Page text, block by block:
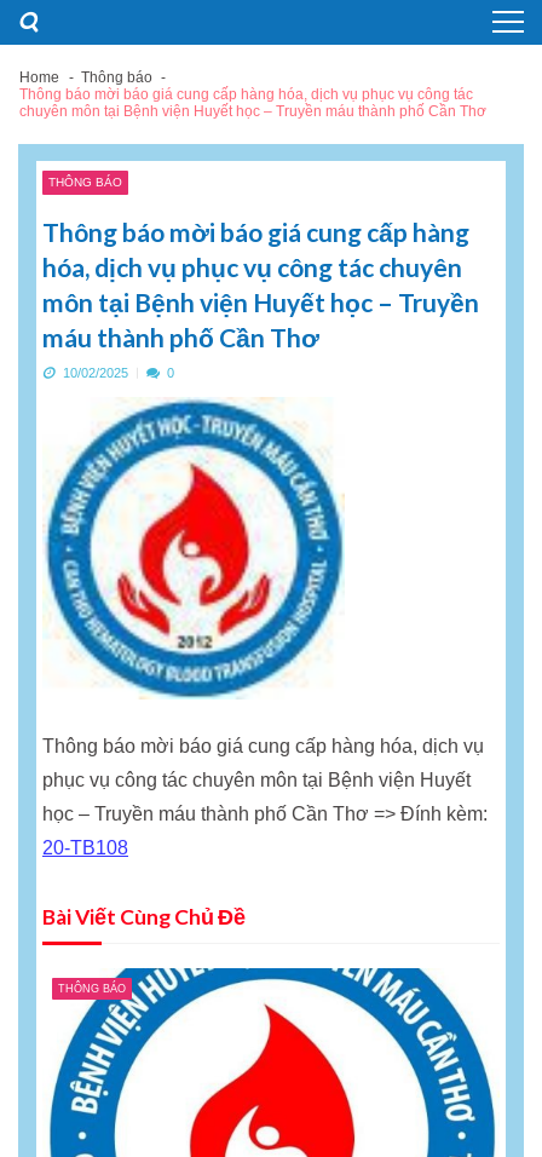
Skip
navigation
Skip
content
Home
Thông báo
Thông báo mời báo giá cung cấp hàng hóa, dịch vụ phục vụ công tác
chuyên môn tại Bệnh viện Huyết học – Truyền máu thành phố Cần Thơ
THÔNG BÁO
Thông báo mời báo giá cung cấp hàng
hóa, dịch vụ phục vụ công tác chuyên
môn tại Bệnh viện Huyết học – Truyền
máu thành phố Cần Thơ
10/02/2025 0
Thông báo mời báo giá cung cấp hàng hóa, dịch vụ
phục vụ công tác chuyên môn tại Bệnh viện Huyết
học – Truyền máu thành phố Cần Thơ => Đính kèm:
20-TB108
Bài Viết Cùng Chủ Đề
THÔNG BÁO